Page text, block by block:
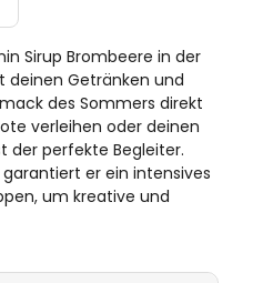
Sirup Brombeere in der
deinen Getränken und
des Sommers direkt
verleihen oder deinen
der perfekte Begleiter.
er ein intensives
um kreative und